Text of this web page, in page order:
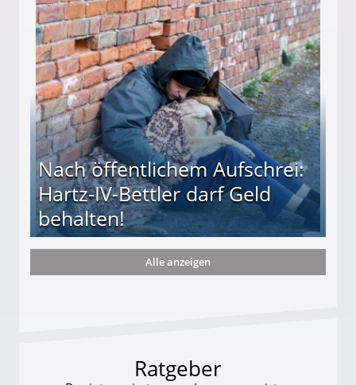
entführten seine Hündin "Hanni"!
Nach öffentlichem Aufschrei:
Hartz-IV-Bettler darf Geld
behalten!
darf Geld behalten!
Alle anzeigen
Ratgeber